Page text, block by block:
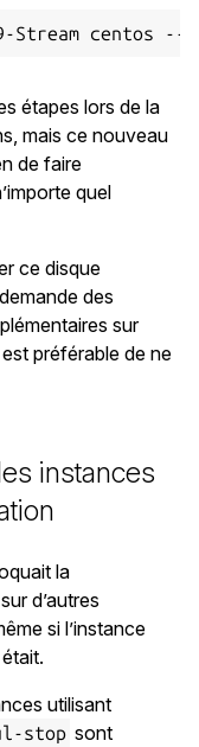
étapes lors de la
mais ce nouveau
de faire
quel
ce disque
des
sur
préférable de ne
instances
la
d’autres
si l’instance
utilisant
stop sont